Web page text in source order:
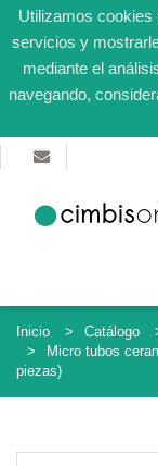
Utilizamos cookies
servicios y
mediante el
navegando,
Inicio Catálogo
Micro tubos
piezas)